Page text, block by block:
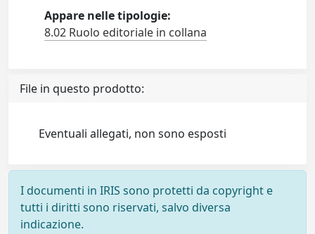
Appare nelle tipologie:
8.02 Ruolo editoriale in collana
File in questo prodotto:
Eventuali allegati, non sono esposti
I documenti in IRIS sono protetti da copyright e
tutti i diritti sono riservati, salvo diversa
indicazione.